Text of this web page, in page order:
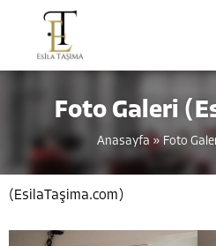
Foto Galeri
Anasayfa » Foto
(EsilaTaşima.com)